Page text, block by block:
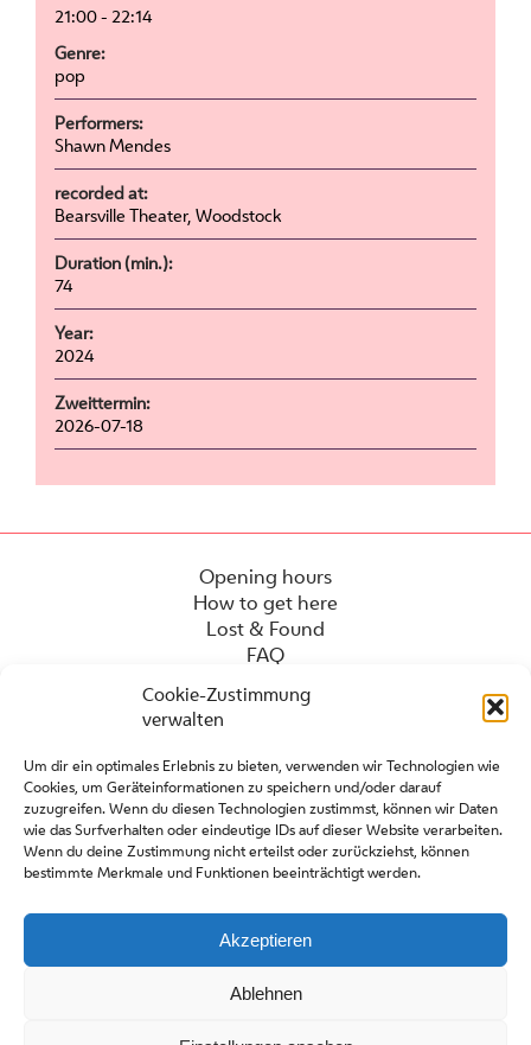
Cookie-Zustimmung
verwalten
Um dir ein optimales Erlebnis zu bieten, verwenden wir Technologien wie
Cookies, um Geräteinformationen zu speichern und/oder darauf
zuzugreifen. Wenn du diesen Technologien zustimmst, können wir Daten
wie das Surfverhalten oder eindeutige IDs auf dieser Website verarbeiten.
Wenn du deine Zustimmung nicht erteilst oder zurückziehst, können
bestimmte Merkmale und Funktionen beeinträchtigt werden.
Akzeptieren
Ablehnen
21:00 - 22:14
Genre:
pop
Performers:
Shawn Mendes
recorded at:
Bearsville Theater, Woodstock
Duration (min.):
74
Year:
2024
Zweittermin:
2026-07-18
Opening hours
How to get here
Lost & Found
FAQ
Press
Contact
Partners
Site regulations